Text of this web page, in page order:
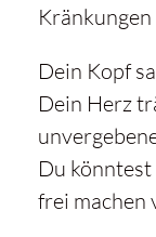
Dein Kopf
Dein Herz
Du
frei machen